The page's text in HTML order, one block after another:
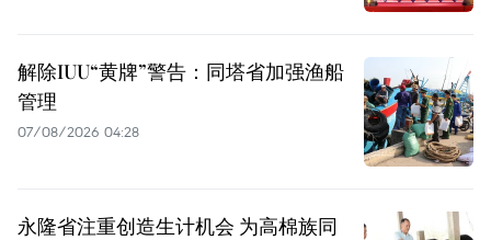
解除IUU“黄牌”警告：同塔省加强渔船
管理
07/08/2026 04:28
永隆省注重创造生计机会 为高棉族同